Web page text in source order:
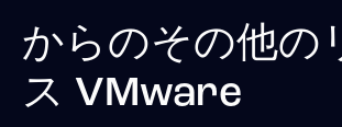
からのその他の
ス VMware